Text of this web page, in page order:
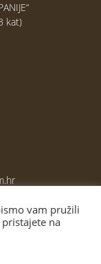
kat)
vam pružili
na